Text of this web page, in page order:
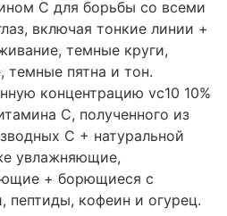
С для борьбы со всеми
включая тонкие линии +
темные круги,
темные пятна и тон.
концентрацию vc10 10%
С, полученного из
С + натуральной
увлажняющие,
+ борющиеся с
пептиды, кофеин и огурец.